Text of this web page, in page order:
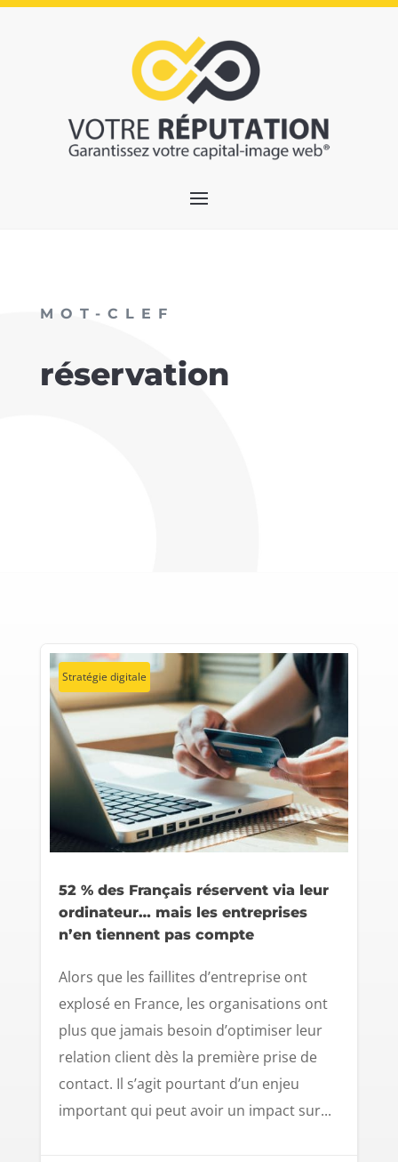
MOT-CLEF
réservation
Stratégie digitale
52 % des Français réservent via leur
ordinateur… mais les entreprises
n’en tiennent pas compte
Alors que les faillites d’entreprise ont
explosé en France, les organisations ont
plus que jamais besoin d’optimiser leur
relation client dès la première prise de
contact. Il s’agit pourtant d’un enjeu
important qui peut avoir un impact sur...